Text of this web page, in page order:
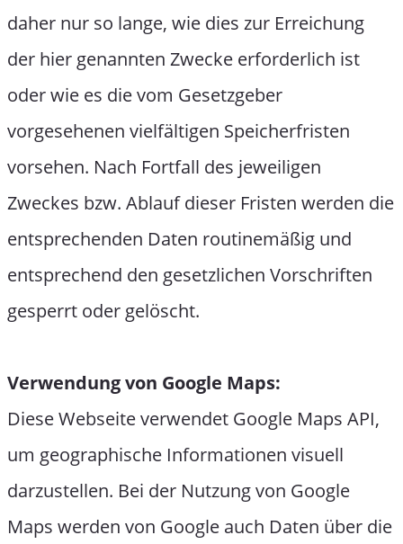
daher nur so lange, wie dies zur Erreichung
der hier genannten Zwecke erforderlich ist
oder wie es die vom Gesetzgeber
vorgesehenen vielfältigen Speicherfristen
vorsehen. Nach Fortfall des jeweiligen
Zweckes bzw. Ablauf dieser Fristen werden die
entsprechenden Daten routinemäßig und
entsprechend den gesetzlichen Vorschriften
gesperrt oder gelöscht.
Verwendung von Google Maps:
Diese Webseite verwendet Google Maps API,
um geographische Informationen visuell
darzustellen. Bei der Nutzung von Google
Maps werden von Google auch Daten über die